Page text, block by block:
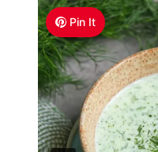
Pin It